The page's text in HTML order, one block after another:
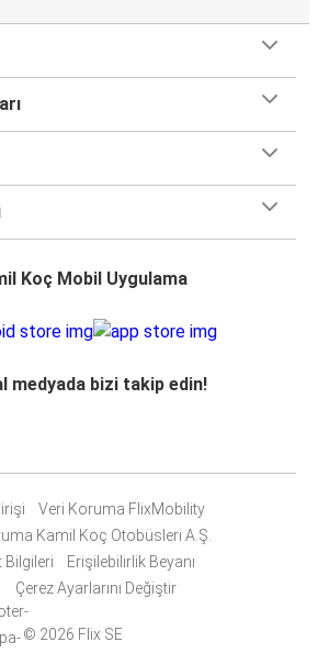
Koç Mobil Uygulama
medyada bizi takip edin!
Veri Koruma FlixMobility
Kamil Koç Otobüsleri A.Ş.
Bilgileri
Erişilebilirlik Beyanı
Çerez Ayarlarını Değiştir
© 2026 Flix SE